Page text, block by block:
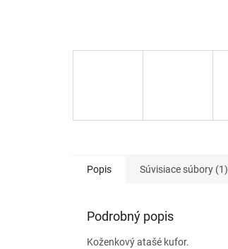
Popis Súvisiace súbory (1)
Podrobný popis
Koženkový atašé kufor.